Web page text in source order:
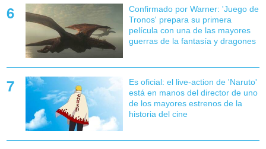
Confirmado por Warner: 'Juego de
Tronos' prepara su primera
película con una de las mayores
guerras de la fantasía y dragones
Es oficial: el live-action de 'Naruto'
está en manos del director de uno
de los mayores estrenos de la
historia del cine